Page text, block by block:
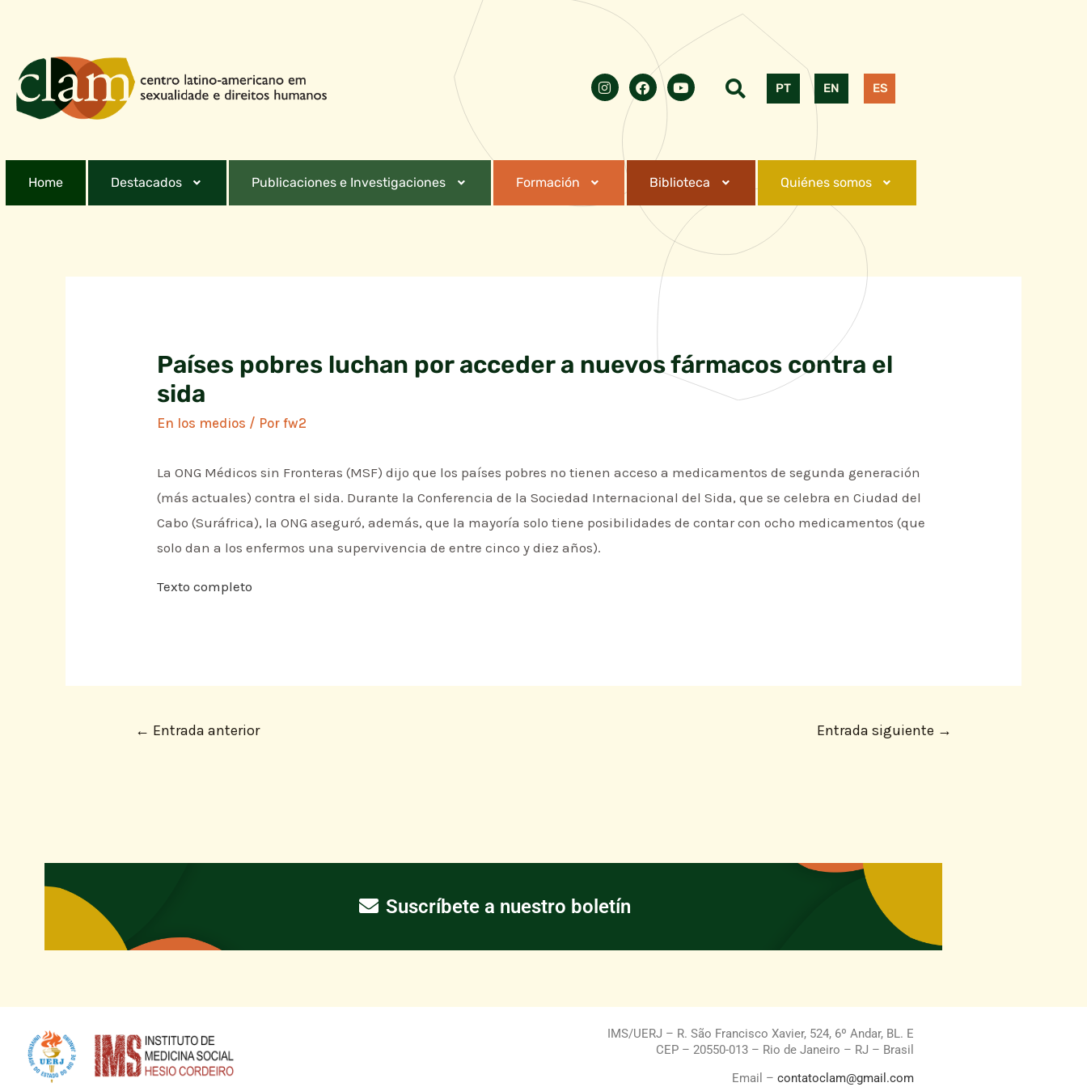
PT EN ES
Home Destacados Publicaciones e Investigaciones Formación Biblioteca Quiénes somos
Países pobres luchan por acceder a nuevos fármacos contra el
sida
En los medios / Porfw2
La ONG Médicos sin Fronteras (MSF) dijo que los países pobres no tienen acceso a medicamentos de segunda generación
(más actuales) contra el sida. Durante la Conferencia de la Sociedad Internacional del Sida, que se celebra en Ciudad del
Cabo (Suráfrica), la ONG aseguró, además, que la mayoría solo tiene posibilidades de contar con ocho medicamentos (que
solo dan a los enfermos una supervivencia de entre cinco y diez años).
Texto completo
← Entrada anterior Entrada siguiente →
Suscríbete a nuestro boletín
IMS/UERJ – R. São Francisco Xavier, 524, 6º Andar, BL. E
CEP – 20550-013 – Rio de Janeiro – RJ – Brasil
Email – contatoclam@gmail.com